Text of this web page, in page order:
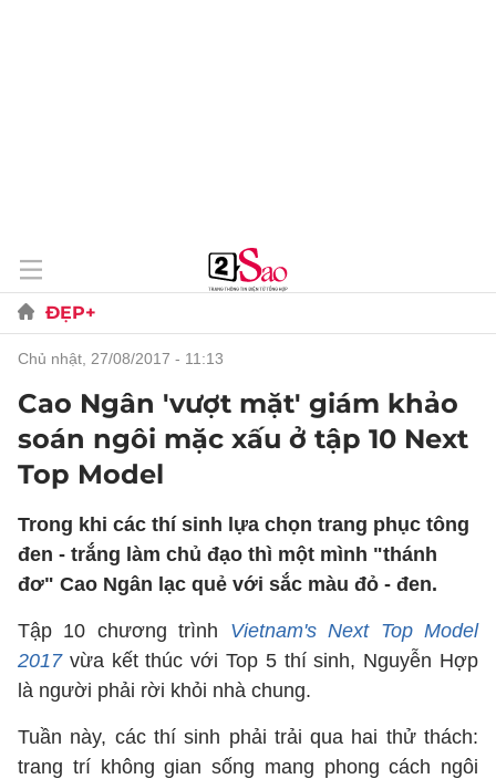
ĐẸP+
chủ nhật, 27/08/2017 - 11:13
Cao Ngân 'vượt mặt' giám khảo
soán ngôi mặc xấu ở tập 10 Next
Top Model
Trong khi các thí sinh lựa chọn trang phục tông
đen - trắng làm chủ đạo thì một mình "thánh
đơ" Cao Ngân lạc quẻ với sắc màu đỏ - đen.
Tập 10 chương trình Vietnam's Next Top Model
2017 vừa kết thúc với Top 5 thí sinh, Nguyễn Hợp
là người phải rời khỏi nhà chung.
Tuần này, các thí sinh phải trải qua hai thử thách:
trang trí không gian sống mang phong cách ngôi